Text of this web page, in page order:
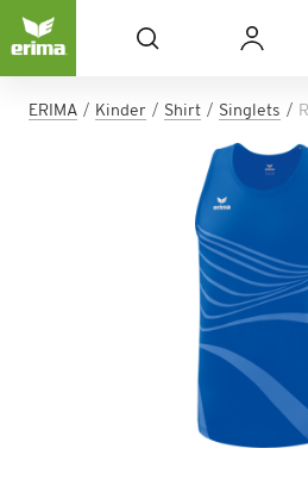
ERIMA Kinder Shirt Singlets